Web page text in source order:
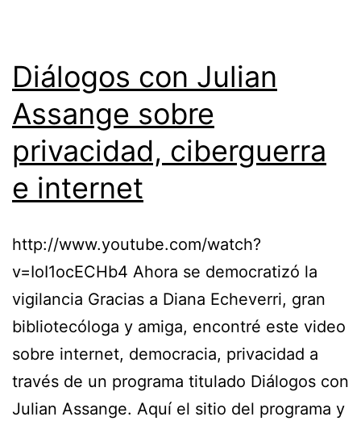
Diálogos con Julian
Assange sobre
privacidad, ciberguerra
e internet
http://www.youtube.com/watch?
v=IoI1ocECHb4 Ahora se democratizó la
vigilancia Gracias a Diana Echeverri, gran
bibliotecóloga y amiga, encontré este video
sobre internet, democracia, privacidad a
través de un programa titulado Diálogos con
Julian Assange. Aquí el sitio del programa y